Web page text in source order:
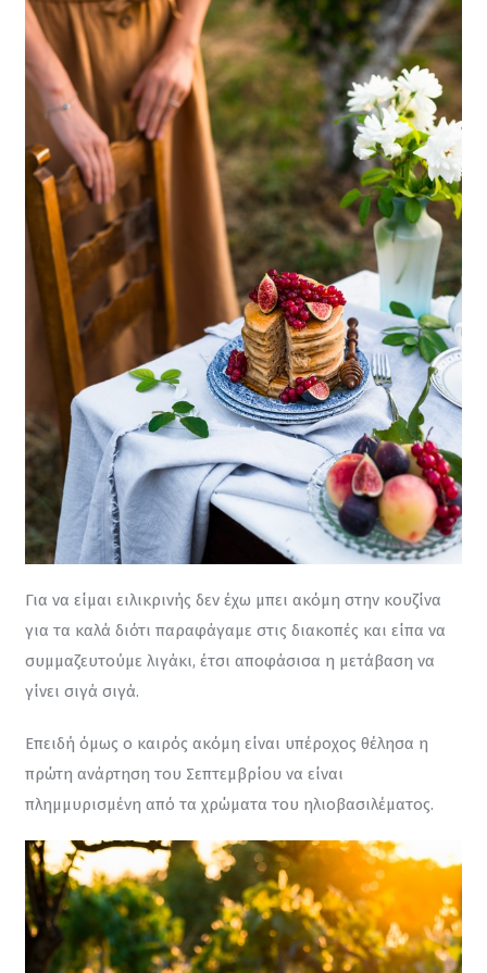
Για να είμαι ειλικρινής δεν έχω μπει ακόμη στην κουζίνα
για τα καλά διότι παραφάγαμε στις διακοπές και είπα να
συμμαζευτούμε λιγάκι, έτσι αποφάσισα η μετάβαση να
γίνει σιγά σιγά.
Επειδή όμως ο καιρός ακόμη είναι υπέροχος θέλησα η
πρώτη ανάρτηση του Σεπτεμβρίου να είναι
πλημμυρισμένη από τα χρώματα του ηλιοβασιλέματος.